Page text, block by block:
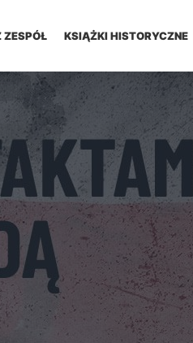
ZESPÓŁ KSIĄŻKI HISTORYCZNE